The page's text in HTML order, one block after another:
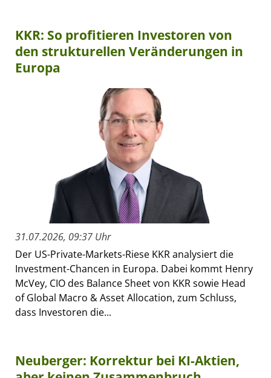
KKR: So profitieren Investoren von
den strukturellen Veränderungen in
Europa
31.07.2026, 09:37 Uhr
Der US-Private-Markets-Riese KKR analysiert die
Investment-Chancen in Europa. Dabei kommt Henry
McVey, CIO des Balance Sheet von KKR sowie Head
of Global Macro & Asset Allocation, zum Schluss,
dass Investoren die...
Neuberger: Korrektur bei KI-Aktien,